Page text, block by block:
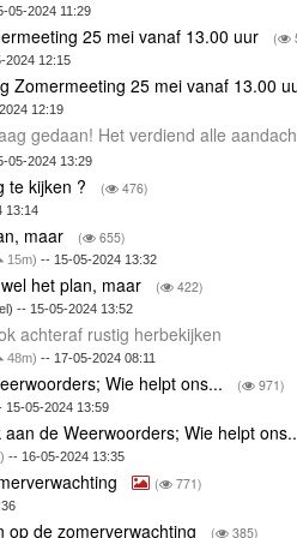
05-2024 11:29
25 mei vanaf 13.00 uur (
2024 12:15
Zomermeeting 25 mei vanaf 13.00
12:19
gedaan! Het verdiend alle
05-2024 13:29
te kijken ? ( 476)
13:14
maar ( 655)
15m) -- 15-05-2024 13:32
het plan, maar ( 422)
-- 15-05-2024 13:52
achteraf rustig herbekijken
48m) -- 17-05-2024 08:11
Wie helpt ons... ( 971)
15-05-2024 13:59
aan de Weerwoorders; Wie helpt
-- 16-05-2024 13:35
( 771)
op de zomerverwachting ( 385)